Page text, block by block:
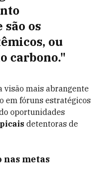
os
ou
carbono."
visão mais abrangente
em fóruns estratégicos
oportunidades
detentoras de
nas metas